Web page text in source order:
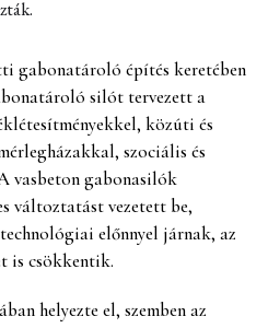
gabonatároló építés keretében
silót tervezett a
közúti és
szociális és
vasbeton gabonasilók
változtatást vezetett be,
előnnyel járnak, az
is csökkentik.
helyezte el, szemben az